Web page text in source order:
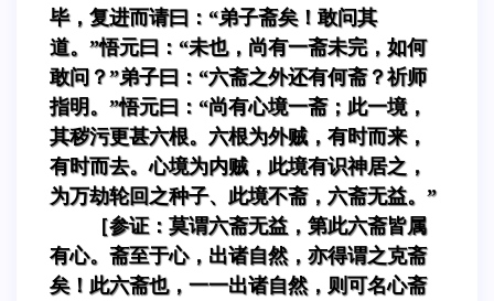
毕，复进而请曰：“弟子斋矣！敢问其
道。”悟元曰：“未也，尚有一斋未完，如何
敢问？”弟子曰：“六斋之外还有何斋？祈师
指明。”悟元曰：“尚有心境一斋；此一境，
其秽污更甚六根。六根为外贼，有时而来，
有时而去。心境为内贼，此境有识神居之，
为万劫轮回之种子、此境不斋，六斋无益。”
［参证：莫谓六斋无益，第此六斋皆属
有心。斋至于心，出诸自然，亦得谓之克斋
矣！此六斋也，一一出诸自然，则可名心斋